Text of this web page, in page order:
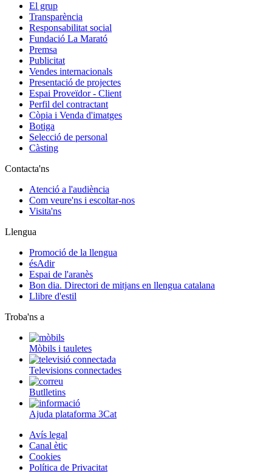
El grup
Transparència
Responsabilitat social
Fundació La Marató
Premsa
Publicitat
Vendes internacionals
Presentació de projectes
Espai Proveïdor - Client
Perfil del contractant
Còpia i Venda d'imatges
Botiga
Selecció de personal
Càsting
Contacta'ns
Atenció a l'audiència
Com veure'ns i escoltar-nos
Visita'ns
Llengua
Promoció de la llengua
ésAdir
Espai de l'aranès
Bon dia. Directori de mitjans en llengua catalana
Llibre d'estil
Troba'ns a
Mòbils i tauletes
Televisions connectades
Butlletins
Ajuda plataforma 3Cat
Avís legal
Canal ètic
Cookies
Política de Privacitat